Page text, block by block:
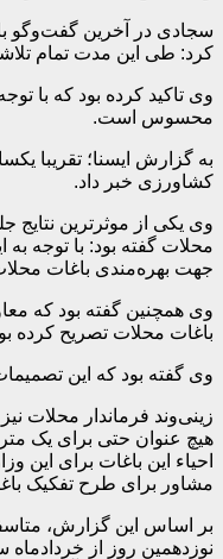
سجادی در آخرین گفت‌وگو
کرد: طی این مدت تمام
وی تاکید کرده بود که با
محسوس است.
کشاورزی خبر داد.
وی یکی از موثرترین
جهت بهره‌مندی باغات محلات از این امتیاز و تسهیلات صادر شد چراکه ۷۰
وی همچنین گفته بود که
باغات محلات تصریح کرده
وی گفته بود که این
هیچ عنوان حتی برای یک
احیاء این باغات برای
مشاور برای طرح تفکیک
بر اساس این گزارش،